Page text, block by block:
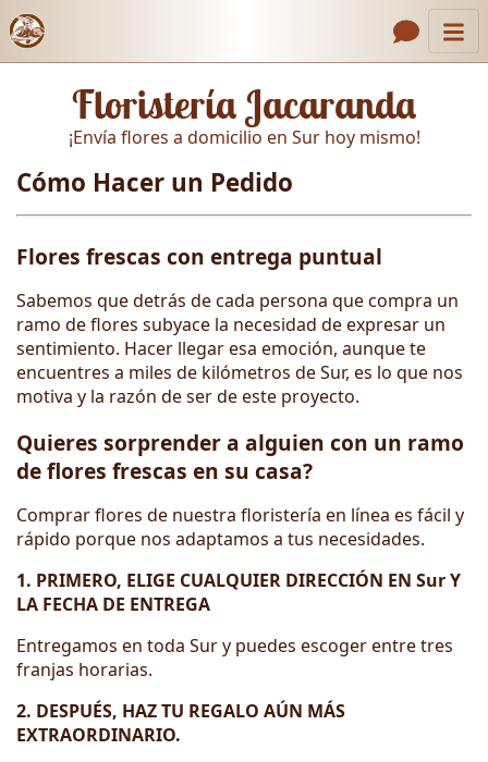
Enlaces de encabezado
Contacto
Galería
Floristería Jacaranda
¡Envía flores a domicilio en Sur hoy mismo!
Cómo Hacer un Pedido
Flores frescas con entrega puntual
Sabemos que detrás de cada persona que compra un
ramo de flores subyace la necesidad de expresar un
sentimiento. Hacer llegar esa emoción, aunque te
encuentres a miles de kilómetros de Sur, es lo que nos
motiva y la razón de ser de este proyecto.
Quieres sorprender a alguien con un ramo
de flores frescas en su casa?
Comprar flores de nuestra floristería en línea es fácil y
rápido porque nos adaptamos a tus necesidades.
1. PRIMERO, ELIGE CUALQUIER DIRECCIÓN EN Sur Y
LA FECHA DE ENTREGA
Entregamos en toda Sur y puedes escoger entre tres
franjas horarias.
2. DESPUÉS, HAZ TU REGALO AÚN MÁS
EXTRAORDINARIO.